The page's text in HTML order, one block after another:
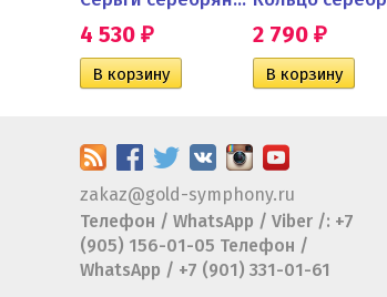
4 530 ₽ 2 790 ₽
zakaz@gold-symphony.ru
Телефон / WhatsApp / Viber /: +7
(905) 156-01-05 Телефон /
WhatsApp / +7 (901) 331-01-61